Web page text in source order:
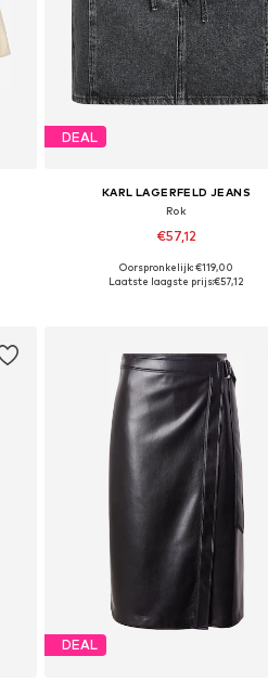
DEAL
KARL LAGERFELD JEANS
Rok
€57,12
Beschikbare maten: 34, 36, 38, 40
Oorspronkelijk: €119,00
Laatste laagste prijs:€57,12
DEAL